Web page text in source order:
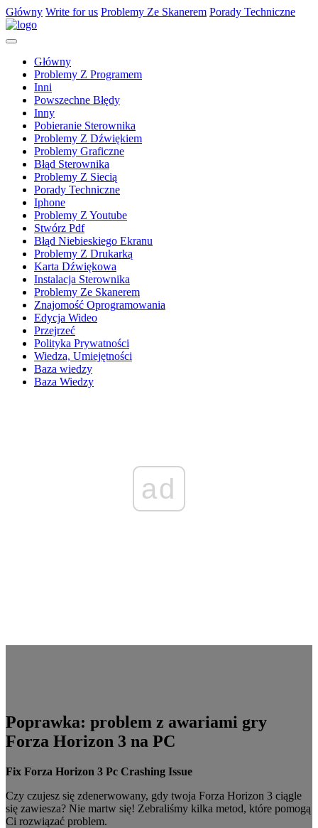
Główny Write for us Problemy Ze Skanerem Porady Techniczne
Główny
Problemy Z Programem
Inni
Powszechne Błędy
Inny
Pobieranie Sterownika
Problemy Z Dźwiękiem
Problemy Graficzne
Błąd Sterownika
Problemy Z Siecią
Porady Techniczne
Iphone
Problemy Z Youtube
Stwórz Pdf
Błąd Niebieskiego Ekranu
Problemy Z Drukarką
Karta Dźwiękowa
Instalacja Sterownika
Problemy Ze Skanerem
Znajomość Oprogramowania
Edycja Wideo
Przejrzeć
Polityka Prywatności
Wiedza, Umiejętności
Baza wiedzy
Baza Wiedzy
ad
Poprawka: problem z awariami gry
Forza Horizon 3 na PC
Fix Forza Horizon 3 Pc Crashing Issue
Czy czujesz się zdenerwowany, gdy twoja Forza Horizon 3 ciągle
się zawiesza? Nie martw się! Zebraliśmy kilka metod, które pomogą
Ci rozwiązać problem.